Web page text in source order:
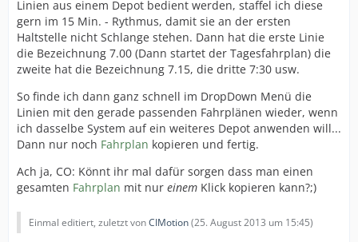
Linien aus einem Depot bedient werden, staffel ich diese
gern im 15 Min. - Rythmus, damit sie an der ersten
Haltstelle nicht Schlange stehen. Dann hat die erste Linie
die Bezeichnung 7.00 (Dann startet der Tagesfahrplan) die
zweite hat die Bezeichnung 7.15, die dritte 7:30 usw.
So finde ich dann ganz schnell im DropDown Menü die
Linien mit den gerade passenden Fahrplänen wieder, wenn
ich dasselbe System auf ein weiteres Depot anwenden will...
Dann nur noch Fahrplan kopieren und fertig.
Ach ja, CO: Könnt ihr mal dafür sorgen dass man einen
gesamten Fahrplan mit nur einem Klick kopieren kann?;)
Einmal editiert, zuletzt vonCIMotion(25. August 2013 um 15:45)